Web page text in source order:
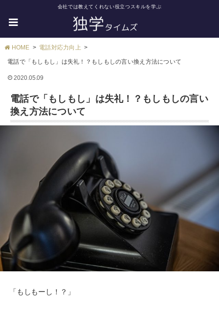
会社では教えてくれない役立つスキルを学ぶ
HOME 電話対応力向上
電話で「もしもし」は失礼！？もしもしの言い換え方法について
2020.05.09
電話で「もしもし」は失礼！？もしもしの言い
換え方法について
「もしもーし！？」